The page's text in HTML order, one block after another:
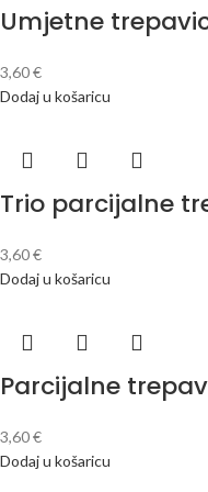
Umjetne
3,60€
Dodaj u košaricu
Trio parcijalne
3,60€
Dodaj u košaricu
Parcijalne
3,60€
Dodaj u košaricu